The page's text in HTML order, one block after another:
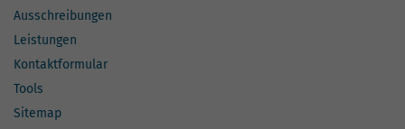
Ausschreibungen
Leistungen
Kontaktformular
Tools
Sitemap